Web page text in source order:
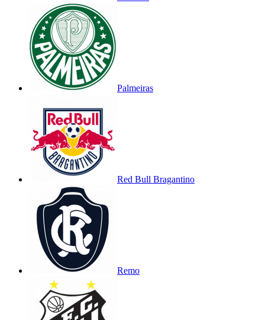
Palmeiras
Red Bull Bragantino
Remo